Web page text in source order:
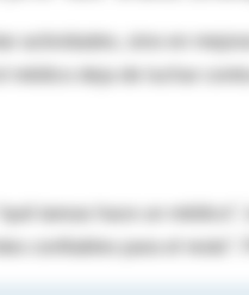
actividades, sino en
médico deja de luchar
tareas hace un
confiables para el resto”.